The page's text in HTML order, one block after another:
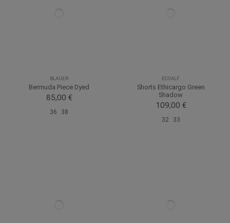
BLAUER
Bermuda Piece Dyed
85,00 €
36 38
ECOALF
Shorts Ethicargo Green
Shadow
109,00 €
32 33